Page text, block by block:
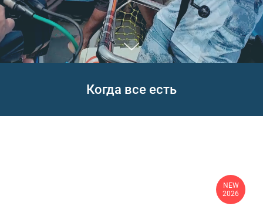
Когда все есть
NEW
2026